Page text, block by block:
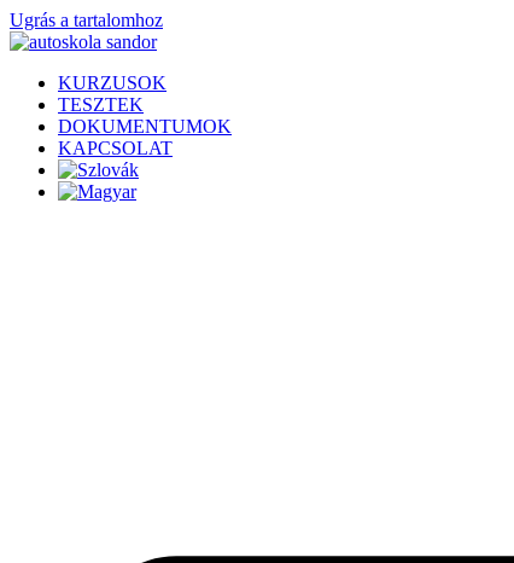
Ugrás a tartalomhoz
KURZUSOK
TESZTEK
DOKUMENTUMOK
KAPCSOLAT